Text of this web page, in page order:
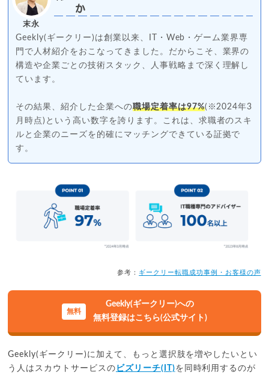
末永
か
Geekly(ギークリー)は創業以来、IT・Web・ゲーム業界専
門で人材紹介をおこなってきました。だからこそ、業界の
構造や企業ごとの技術スタック、人事戦略まで深く理解し
ています。
その結果、紹介した企業への職場定着率は97%(※2024年3
月時点)という高い数字を誇ります。これは、求職者のスキ
ルと企業のニーズを的確にマッチングできている証拠で
す。
参考： ギークリー転職成功事例・お客様の声
Geekly(ギークリー)への
無料登録はこちら(公式サイト)
Geekly(ギークリー)に加えて、もっと選択肢を増やしたいとい
う人はスカウトサービスの ビズリーチ(IT)を同時利用するのが